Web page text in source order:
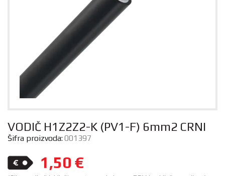
VODIČ H1Z2Z2-K (PV1-F) 6mm2 CRNI
Šifra proizvoda:001397
1,50 €